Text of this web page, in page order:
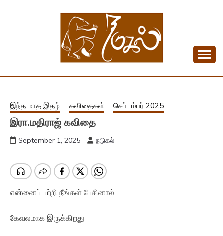
NADUKAL
இந்த மாத இதழ் கவிதைகள் செப்டம்பர் 2025
இரா.மதிராஜ் கவிதை
September 1, 2025 நடுகல்
என்னைப் பற்றி நீங்கள் பேசினால்
கேவலமாக இருக்கிறது